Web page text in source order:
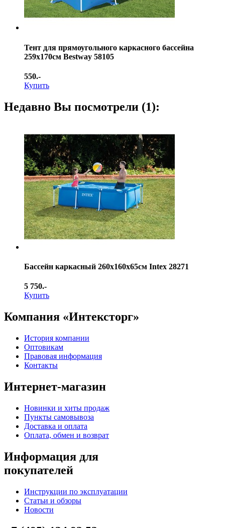
Тент для прямоугольного каркасного бассейна
259х170см Bestway 58105
550.-
Купить
Недавно Вы посмотрели (1):
Бассейн каркасный 260х160х65см Intex 28271
5 750.-
Купить
Компания «Интексторг»
История компании
Оптовикам
Правовая информация
Контакты
Интернет-магазин
Новинки и хиты продаж
Пункты самовывоза
Доставка и оплата
Оплата, обмен и возврат
Информация для
покупателей
Инструкции по эксплуатации
Статьи и обзоры
Новости